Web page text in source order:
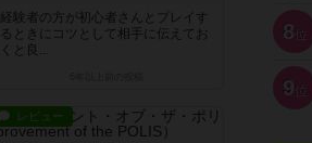
経験者の方が初心者さんとプレイす
るときにコツとして相手に伝えてお
くと良...
レビュー
8 位
9 位